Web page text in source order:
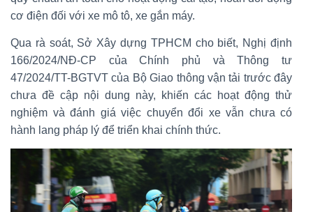
cơ điện đối với xe mô tô, xe gắn máy.
Qua rà soát, Sở Xây dựng TPHCM cho biết, Nghị định
166/2024/NĐ-CP của Chính phủ và Thông tư
47/2024/TT-BGTVT của Bộ Giao thông vận tải trước đây
chưa đề cập nội dung này, khiến các hoạt động thử
nghiệm và đánh giá việc chuyển đổi xe vẫn chưa có
hành lang pháp lý để triển khai chính thức.